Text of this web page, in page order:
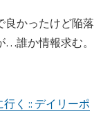
良かったけど陥落
…誰か情報求む。
く :: デイリーポ